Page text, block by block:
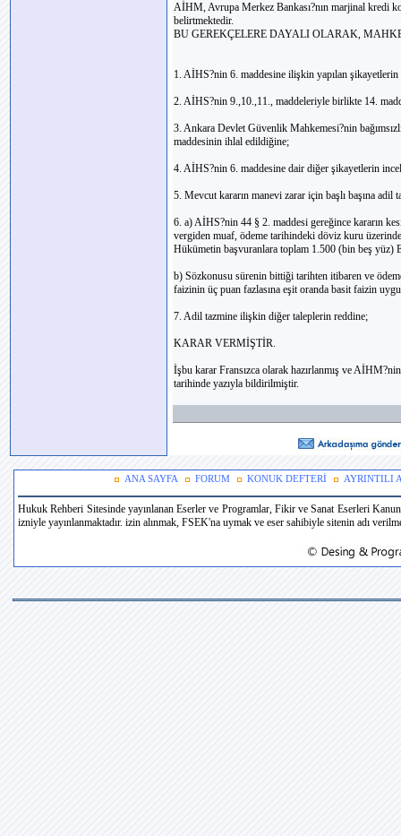
AİHM, Avrupa Merkez Bankası?nın marjinal kredi
belirtmektedir.
BU GEREKÇELERE DAYALI OLARAK,
1. AİHS?nin 6. maddesine ilişkin yapılan
2. AİHS?nin 9.,10.,11., maddeleriyle birlikte 14.
3. Ankara Devlet Güvenlik Mahkemesi?nin
maddesinin ihlal edildiğine;
4. AİHS?nin 6. maddesine dair diğer şikayetlerin
5. Mevcut kararın manevi zarar için başlı başına adil
6. a) AİHS?nin 44 § 2. maddesi gereğince kararın
vergiden muaf, ödeme tarihindeki döviz kuru
Hükümetin başvuranlara toplam 1.500 (bin beş yüz)
b) Sözkonusu sürenin bittiği tarihten itibaren ve
faizinin üç puan fazlasına eşit oranda basit faizin
7. Adil tazmine ilişkin diğer taleplerin reddine;
KARAR VERMİŞTİR.
İşbu karar Fransızca olarak hazırlanmış ve
tarihinde yazıyla bildirilmiştir.
ANA SAYFA FORUM KONUK DEFTERİ AYRINTILI
Hukuk Rehberi Sitesinde yayınlanan Eserler ve Programlar, Fikir ve Sanat Eserleri
izniyle yayınlanmaktadır. izin alınmak, FSEK'na uymak ve eser sahibiyle sitenin adı